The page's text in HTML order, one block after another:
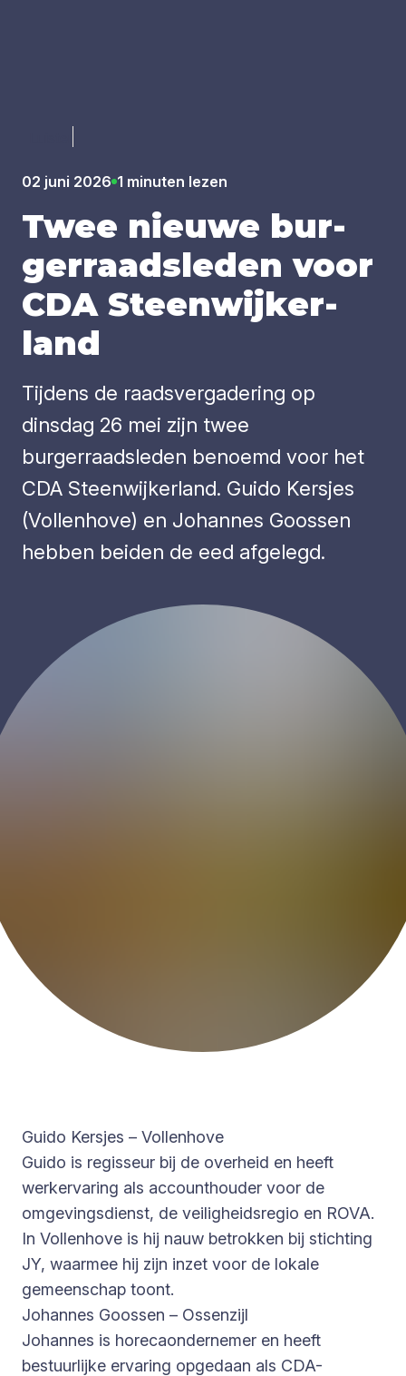
02 juni 2026 1 minuten lezen
Twee nieu­we bur­
ger­raadsle­den voor
CDASteen­wij­ker­
land
Tijdens de raadsvergadering op
dinsdag 26 mei zijn twee
burgerraadsleden benoemd voor het
CDA Steenwijkerland. Guido Kersjes
(Vollenhove) en Johannes Goossen
hebben beiden de eed afgelegd.
Guido Kersjes – Vollenhove
Guido is regisseur bij de overheid en heeft
werkervaring als accounthouder voor de
omgevingsdienst, de veiligheidsregio en ROVA.
In Vollenhove is hij nauw betrokken bij stichting
JY, waarmee hij zijn inzet voor de lokale
gemeenschap toont.
Johannes Goossen – Ossenzijl
Johannes is horecaondernemer en heeft
bestuurlijke ervaring opgedaan als CDA-